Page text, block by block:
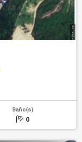
Baño(s)
0